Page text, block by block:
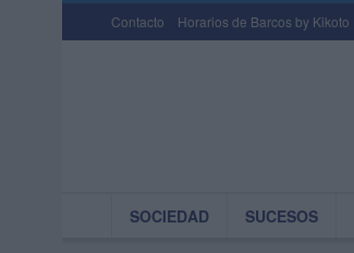
Contacto Horarios de Barcos by Kikoto
SOCIEDAD SUCESOS